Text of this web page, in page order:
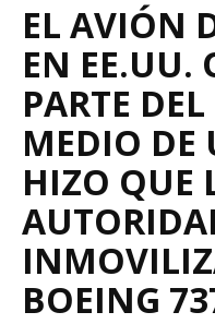
EL AVIÓN
EN EE.UU.
PARTE
MEDIO DE
HIZO QUE
BOEING